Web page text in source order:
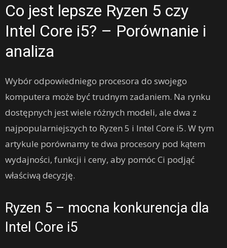
Co jest lepsze Ryzen 5 czy
Intel Core i5? – Porównanie i
analiza
Wybór odpowiedniego procesora do swojego
komputera może być trudnym zadaniem. Na rynku
dostępnych jest wiele różnych modeli, ale dwa z
najpopularniejszych to Ryzen 5 i Intel Core i5. W tym
artykule porównamy te dwa procesory pod kątem
wydajności, funkcji i ceny, aby pomóc Ci podjąć
właściwą decyzję.
Ryzen 5 – mocna konkurencja dla
Intel Core i5